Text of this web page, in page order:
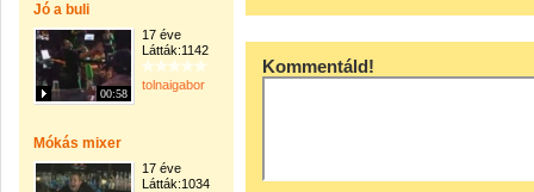
Jó a buli
00:58
17 éve
Látták:1142
tolnaigabor
Mókás mixer
17 éve
Látták:1034
Kommentáld!